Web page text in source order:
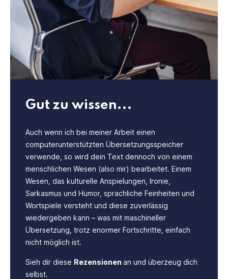
Gut zu wissen...
Auch wenn ich bei meiner Arbeit einen
computerunterstützten Übersetzungsspeicher
verwende, so wird dein Text dennoch von einem
menschlichen Wesen (also mir) bearbeitet. Einem
Wesen, das kulturelle Anspielungen, Ironie,
Sarkasmus und Humor, sprachliche Feinheiten und
Wortspiele versteht und diese zuverlässig
wiedergeben kann – was mit maschineller
Übersetzung, trotz enormer Fortschritte, einfach
nicht möglich ist.
Sieh dir diese Rezensionen an und überzeug dich
selbst.